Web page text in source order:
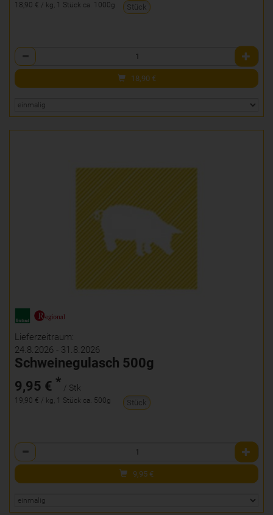
18,90 € / kg, 1 Stück ca. 1000g Stück
Anzahl
18,90 €
Lieferzeitraum:
24.8.2026 - 31.8.2026
Schweinegulasch 500g
9,95 € * / Stk
19,90 € / kg, 1 Stück ca. 500g Stück
Anzahl
9,95 €